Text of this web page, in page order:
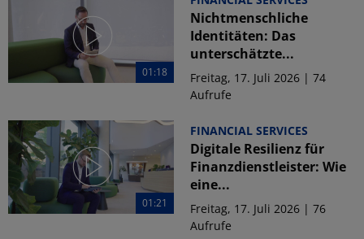
01:18
Nichtmenschliche
Identitäten: Das
unterschätzte...
Freitag, 17. Juli 2026 | 74
Aufrufe
01:21
FINANCIAL SERVICES
Digitale Resilienz für
Finanzdienstleister: Wie
eine...
Freitag, 17. Juli 2026 | 76
Aufrufe